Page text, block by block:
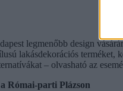
legmenőbb design
lakásdekorációs terméket,
– olvasható az
Római-parti Plázson